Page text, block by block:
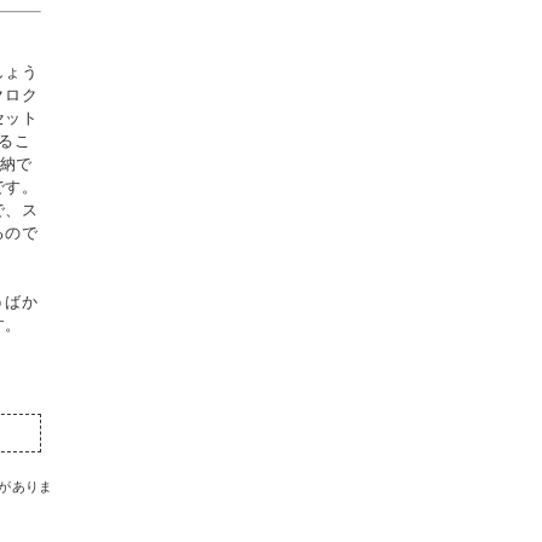
う
ク
ト
こ
で
。
ス
ので
ばか
ありま